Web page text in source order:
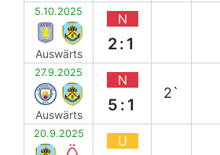
5.10.2025
Auswärts
N
2:1
27.9.2025
Auswärts
N
5:1
2`
20.9.2025 U